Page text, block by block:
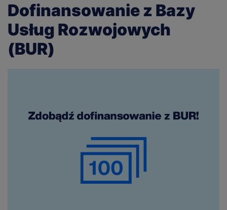
Dofinansowanie z Bazy
Usług Rozwojowych
(BUR)